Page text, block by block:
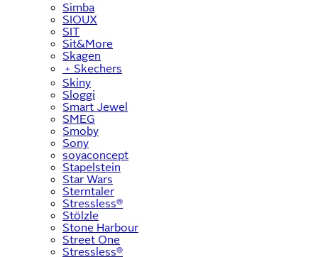
Simba
SIOUX
SIT
Sit&More
Skagen
﹢ Skechers
Skiny
Sloggi
Smart Jewel
SMEG
Smoby
Sony
soyaconcept
Stapelstein
Star Wars
Sterntaler
Stressless®
Stölzle
Stone Harbour
Street One
Stressless®